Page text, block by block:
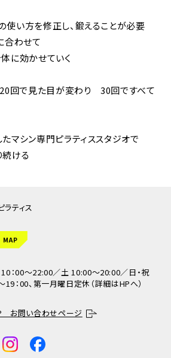
使い方を修正し、鍛えることが必要
わせて
に効かせていく
回で見た目が変わり 30回ですべて
マシン専門ピラティススタジオで
続ける
ラティス
MAP
：00〜22:00／土 10:00～20:00／日・祝
19：00、第一月曜日定休（詳細はHPへ）
お問い合わせページ